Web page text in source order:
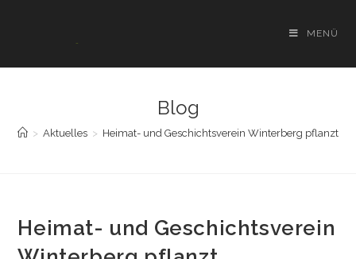
MENÜ
Blog
> Aktuelles > Heimat- und Geschichtsverein Winterberg pflanzt
Heimat- und Geschichtsverein